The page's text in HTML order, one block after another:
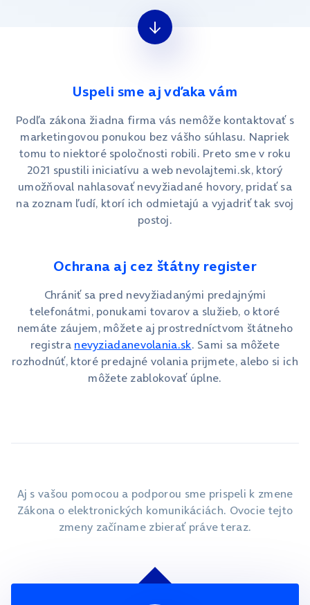
Uspeli sme aj vďaka vám
Podľa zákona žiadna firma vás nemôže kontaktovať s
marketingovou ponukou bez vášho súhlasu. Napriek
tomu to niektoré spoločnosti robili. Preto sme v roku
2021 spustili iniciatívu a web nevolajtemi.sk, ktorý
umožňoval nahlasovať nevyžiadané hovory, pridať sa
na zoznam ľudí, ktorí ich odmietajú a vyjadriť tak svoj
postoj.
Ochrana aj cez štátny register
Chrániť sa pred nevyžiadanými predajnými
telefonátmi, ponukami tovarov a služieb, o ktoré
nemáte záujem, môžete aj prostredníctvom štátneho
registra nevyziadanevolania.sk. Sami sa môžete
rozhodnúť, ktoré predajné volania prijmete, alebo si ich
môžete zablokovať úplne.
Aj s vašou pomocou a podporou sme prispeli k zmene
Zákona o elektronických komunikáciách. Ovocie tejto
zmeny začíname zbierať práve teraz.